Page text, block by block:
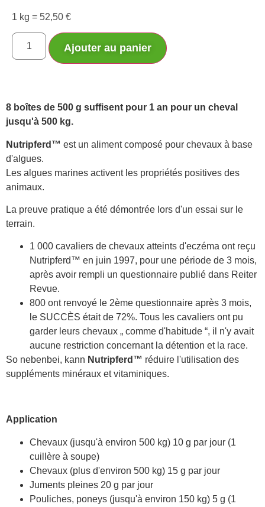
1 kg = 52,50 €
Ajouter au panier
8 boîtes de 500 g suffisent pour 1 an pour un cheval
jusqu'à 500 kg.
Nutripferd™ est un aliment composé pour chevaux à base
d'algues.
Les algues marines activent les propriétés positives des
animaux.
La preuve pratique a été démontrée lors d'un essai sur le
terrain.
1 000 cavaliers de chevaux atteints d'eczéma ont reçu
Nutripferd™ en juin 1997, pour une période de 3 mois,
après avoir rempli un questionnaire publié dans Reiter
Revue.
800 ont renvoyé le 2ème questionnaire après 3 mois,
le SUCCÈS était de 72%. Tous les cavaliers ont pu
garder leurs chevaux „ comme d'habitude “, il n'y avait
aucune restriction concernant la détention et la race.
So nebenbei, kann Nutripferd™ réduire l'utilisation des
suppléments minéraux et vitaminiques.
Application
Chevaux (jusqu'à environ 500 kg) 10 g par jour (1
cuillère à soupe)
Chevaux (plus d'environ 500 kg) 15 g par jour
Juments pleines 20 g par jour
Pouliches, poneys (jusqu'à environ 150 kg) 5 g (1